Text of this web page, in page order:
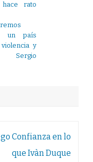
hace rato
un país
y
Sergio
Confianza en lo
que Ivàn Duque